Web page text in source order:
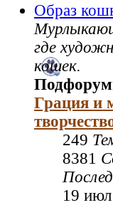
Образ
где
кошек.
Грация и
249
8381
19